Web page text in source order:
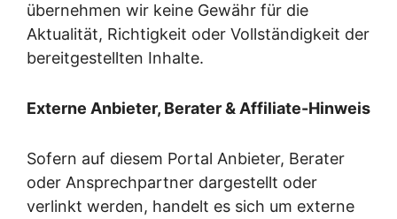
übernehmen wir keine Gewähr für die
Aktualität, Richtigkeit oder Vollständigkeit der
bereitgestellten Inhalte.
Externe Anbieter, Berater & Affiliate-Hinweis
Sofern auf diesem Portal Anbieter, Berater
oder Ansprechpartner dargestellt oder
verlinkt werden, handelt es sich um externe